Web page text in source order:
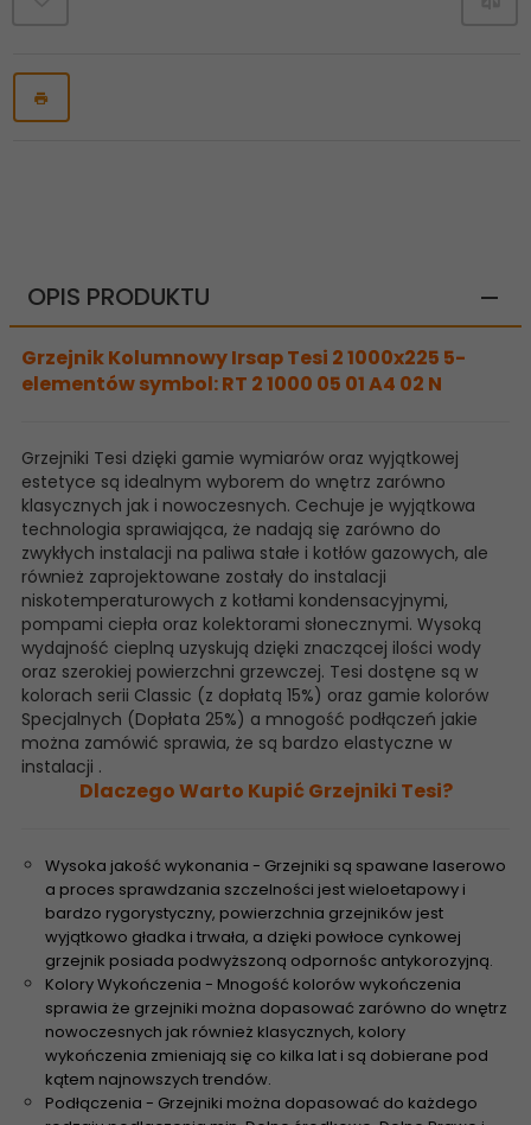
OPIS PRODUKTU
Grzejnik Kolumnowy Irsap Tesi 2 1000x225 5-
elementów symbol: RT 2 1000 05 01 A4 02 N
Grzejniki Tesi dzięki gamie wymiarów oraz wyjątkowej
estetyce są idealnym wyborem do wnętrz zarówno
klasycznych jak i nowoczesnych. Cechuje je wyjątkowa
technologia sprawiająca, że nadają się zarówno do
zwykłych instalacji na paliwa stałe i kotłów gazowych, ale
również zaprojektowane zostały do instalacji
niskotemperaturowych z kotłami kondensacyjnymi,
pompami ciepła oraz kolektorami słonecznymi. Wysoką
wydajność cieplną uzyskują dzięki znaczącej ilości wody
oraz szerokiej powierzchni grzewczej. Tesi dostęne są w
kolorach serii Classic (z dopłatą 15%) oraz gamie kolorów
Specjalnych (Dopłata 25%) a mnogość podłączeń jakie
można zamówić sprawia, że są bardzo elastyczne w
instalacji .
Dlaczego Warto Kupić Grzejniki Tesi?
Wysoka jakość wykonania - Grzejniki są spawane laserowo
a proces sprawdzania szczelności jest wieloetapowy i
bardzo rygorystyczny, powierzchnia grzejników jest
wyjątkowo gładka i trwała, a dzięki powłoce cynkowej
grzejnik posiada podwyższoną odpornośc antykorozyjną.
Kolory Wykończenia - Mnogość kolorów wykończenia
sprawia że grzejniki można dopasować zarówno do wnętrz
nowoczesnych jak również klasycznych, kolory
wykończenia zmieniają się co kilka lat i są dobierane pod
kątem najnowszych trendów.
Podłączenia - Grzejniki można dopasować do każdego